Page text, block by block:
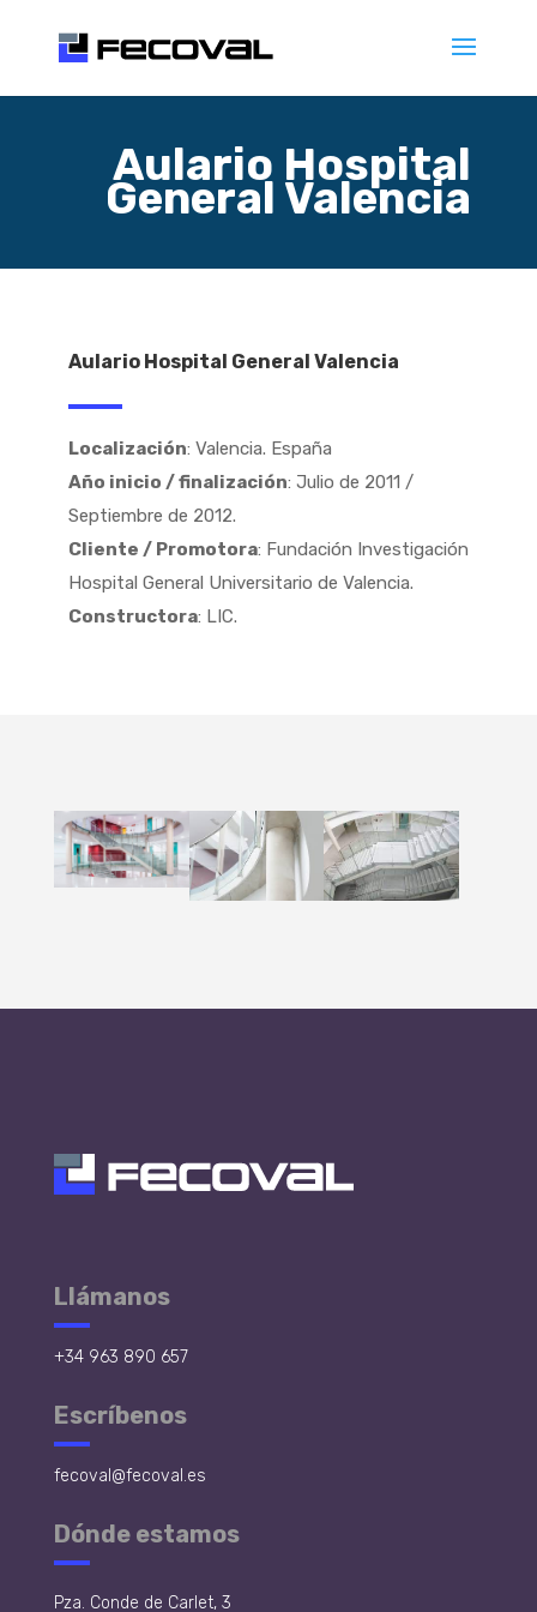
Aulario Hospital
General Valencia
Aulario Hospital General Valencia
Localización: Valencia. España
Año inicio / finalización: Julio de 2011 /
Septiembre de 2012.
Cliente / Promotora: Fundación Investigación
Hospital General Universitario de Valencia.
Constructora: LIC.
Llámanos
+34 963 890 657
Escríbenos
fecoval@fecoval.es
Dónde estamos
Pza. Conde de Carlet, 3